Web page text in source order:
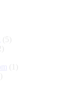
(5)
(1)